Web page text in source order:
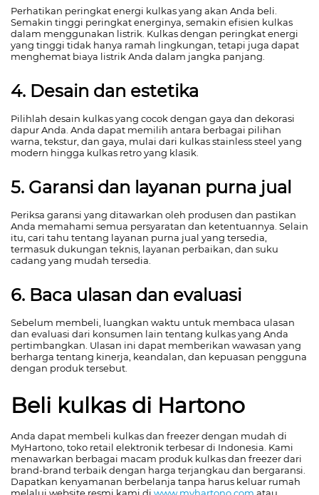
Perhatikan peringkat energi kulkas yang akan Anda beli.
Semakin tinggi peringkat energinya, semakin efisien kulkas
dalam menggunakan listrik. Kulkas dengan peringkat energi
yang tinggi tidak hanya ramah lingkungan, tetapi juga dapat
menghemat biaya listrik Anda dalam jangka panjang.
4. Desain dan estetika
Pilihlah desain kulkas yang cocok dengan gaya dan dekorasi
dapur Anda. Anda dapat memilih antara berbagai pilihan
warna, tekstur, dan gaya, mulai dari kulkas stainless steel yang
modern hingga kulkas retro yang klasik.
5. Garansi dan layanan purna jual
Periksa garansi yang ditawarkan oleh produsen dan pastikan
Anda memahami semua persyaratan dan ketentuannya. Selain
itu, cari tahu tentang layanan purna jual yang tersedia,
termasuk dukungan teknis, layanan perbaikan, dan suku
cadang yang mudah tersedia.
6. Baca ulasan dan evaluasi
Sebelum membeli, luangkan waktu untuk membaca ulasan
dan evaluasi dari konsumen lain tentang kulkas yang Anda
pertimbangkan. Ulasan ini dapat memberikan wawasan yang
berharga tentang kinerja, keandalan, dan kepuasan pengguna
dengan produk tersebut.
Beli kulkas di Hartono
Anda dapat membeli kulkas dan freezer dengan mudah di
MyHartono, toko retail elektronik terbesar di Indonesia. Kami
menawarkan berbagai macam produk kulkas dan freezer dari
brand-brand terbaik dengan harga terjangkau dan bergaransi.
Dapatkan kenyamanan berbelanja tanpa harus keluar rumah